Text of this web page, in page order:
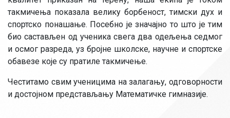
такмичења показала велику борбеност, тимски дух и
спортско понашање. Посебно је значајно то што је тим
био састављен од ученика свега два одељења седмог
и осмог разреда, уз бројне школске, научне и спортске
обавезе које су пратиле такмичење.
Честитамо свим ученицима на залагању, одговорности
и достојном представљању Математичке гимназије.